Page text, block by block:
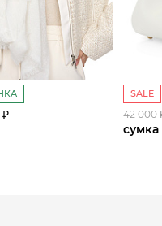
SALE
42 000
сумка